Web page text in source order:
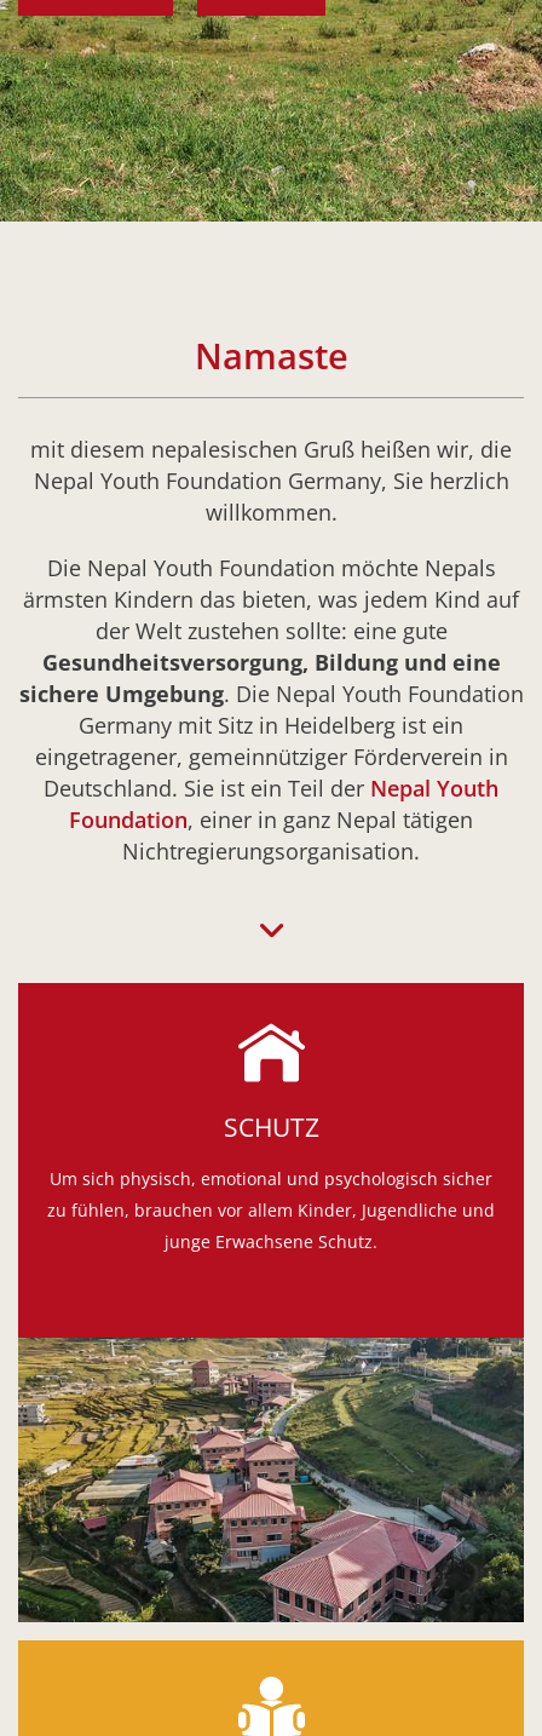
Namaste
mit diesem nepalesischen Gruß heißen wir, die
Nepal Youth Foundation Germany, Sie herzlich
willkommen.
Die Nepal Youth Foundation möchte Nepals
ärmsten Kindern das bieten, was jedem Kind auf
der Welt zustehen sollte: eine gute
Gesundheitsversorgung, Bildung und eine
sichere Umgebung. Die Nepal Youth Foundation
Germany mit Sitz in Heidelberg ist ein
eingetragener, gemeinnütziger Förderverein in
Deutschland. Sie ist ein Teil der Nepal Youth
Foundation, einer in ganz Nepal tätigen
Nichtregierungsorganisation.
SCHUTZ
Um sich physisch, emotional und psychologisch sicher
zu fühlen, brauchen vor allem Kinder, Jugendliche und
junge Erwachsene Schutz.